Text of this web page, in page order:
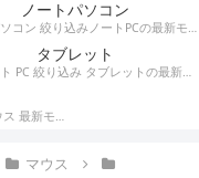
ノートパソコン
ノートパソコン 絞り込みノートPCの最新モデルやスペック・仕様に関する情報。
タブレット
タブレット PC 絞り込み タブレットの最新モデルやスペック・仕様に関する情報。
PC用 マウス 絞り込み PC用 マウス 最新モデルやスペック・仕様に関する情報。ワイヤレスマウス、有線マウス、接続タイプなど。
マウス